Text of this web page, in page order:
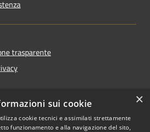
trasparente
accessibilità
×
sui cookie
cookie tecnici e assimilati strettamente
funzionamento e alla navigazione del sito,